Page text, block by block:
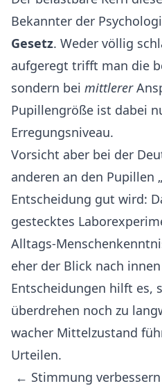
Bekannter der
Gesetz. Weder völlig
aufgeregt trifft man die
sondern bei mittlerer
Pupillengröße ist dabei
Erregungsniveau.
Vorsicht aber bei der
anderen an den Pupillen
Entscheidung gut wird:
gestecktes
Alltags-
eher der Blick nach
Entscheidungen hilft es,
überdrehen noch zu
wacher Mittelzustand
Urteilen.
← Stimmung